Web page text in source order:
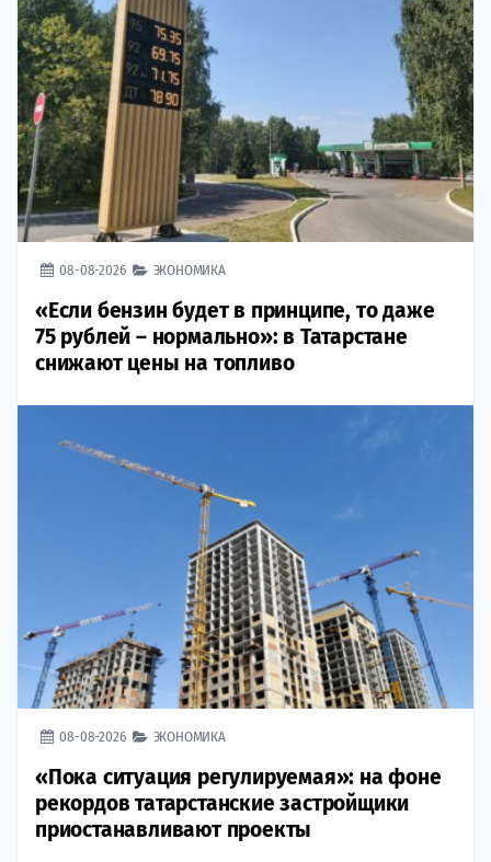
08-08-2026 ЭКОНОМИКА
«Если бензин будет в принципе, то даже
75 рублей – нормально»: в Татарстане
снижают цены на топливо
08-08-2026 ЭКОНОМИКА
«Пока ситуация регулируемая»: на фоне
рекордов татарстанские застройщики
приостанавливают проекты